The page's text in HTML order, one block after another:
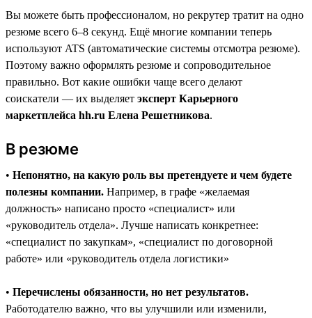
Вы можете быть профессионалом, но рекрутер тратит на одно
резюме всего 6–8 секунд. Ещё многие компании теперь
используют ATS (автоматические системы отсмотра резюме).
Поэтому важно оформлять резюме и сопроводительное
правильно. Вот какие ошибки чаще всего делают
соискатели — их выделяет эксперт Карьерного
маркетплейса hh.ru Елена Решетникова.
В резюме
• Непонятно, на какую роль вы претендуете и чем будете
полезны компании. Например, в графе «желаемая
должность» написано просто «специалист» или
«руководитель отдела». Лучше написать конкретнее:
«специалист по закупкам», «специалист по договорной
работе» или «руководитель отдела логистики»
• Перечислены обязанности, но нет результатов.
Работодателю важно, что вы улучшили или изменили,